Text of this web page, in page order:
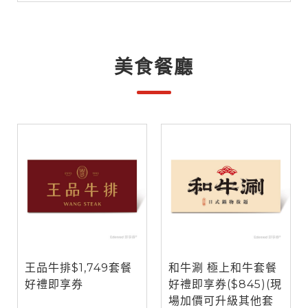
美食餐廳
王品牛排$1,749套餐
好禮即享券
和牛涮 極上和牛套餐
好禮即享券($845)(現
場加價可升級其他套